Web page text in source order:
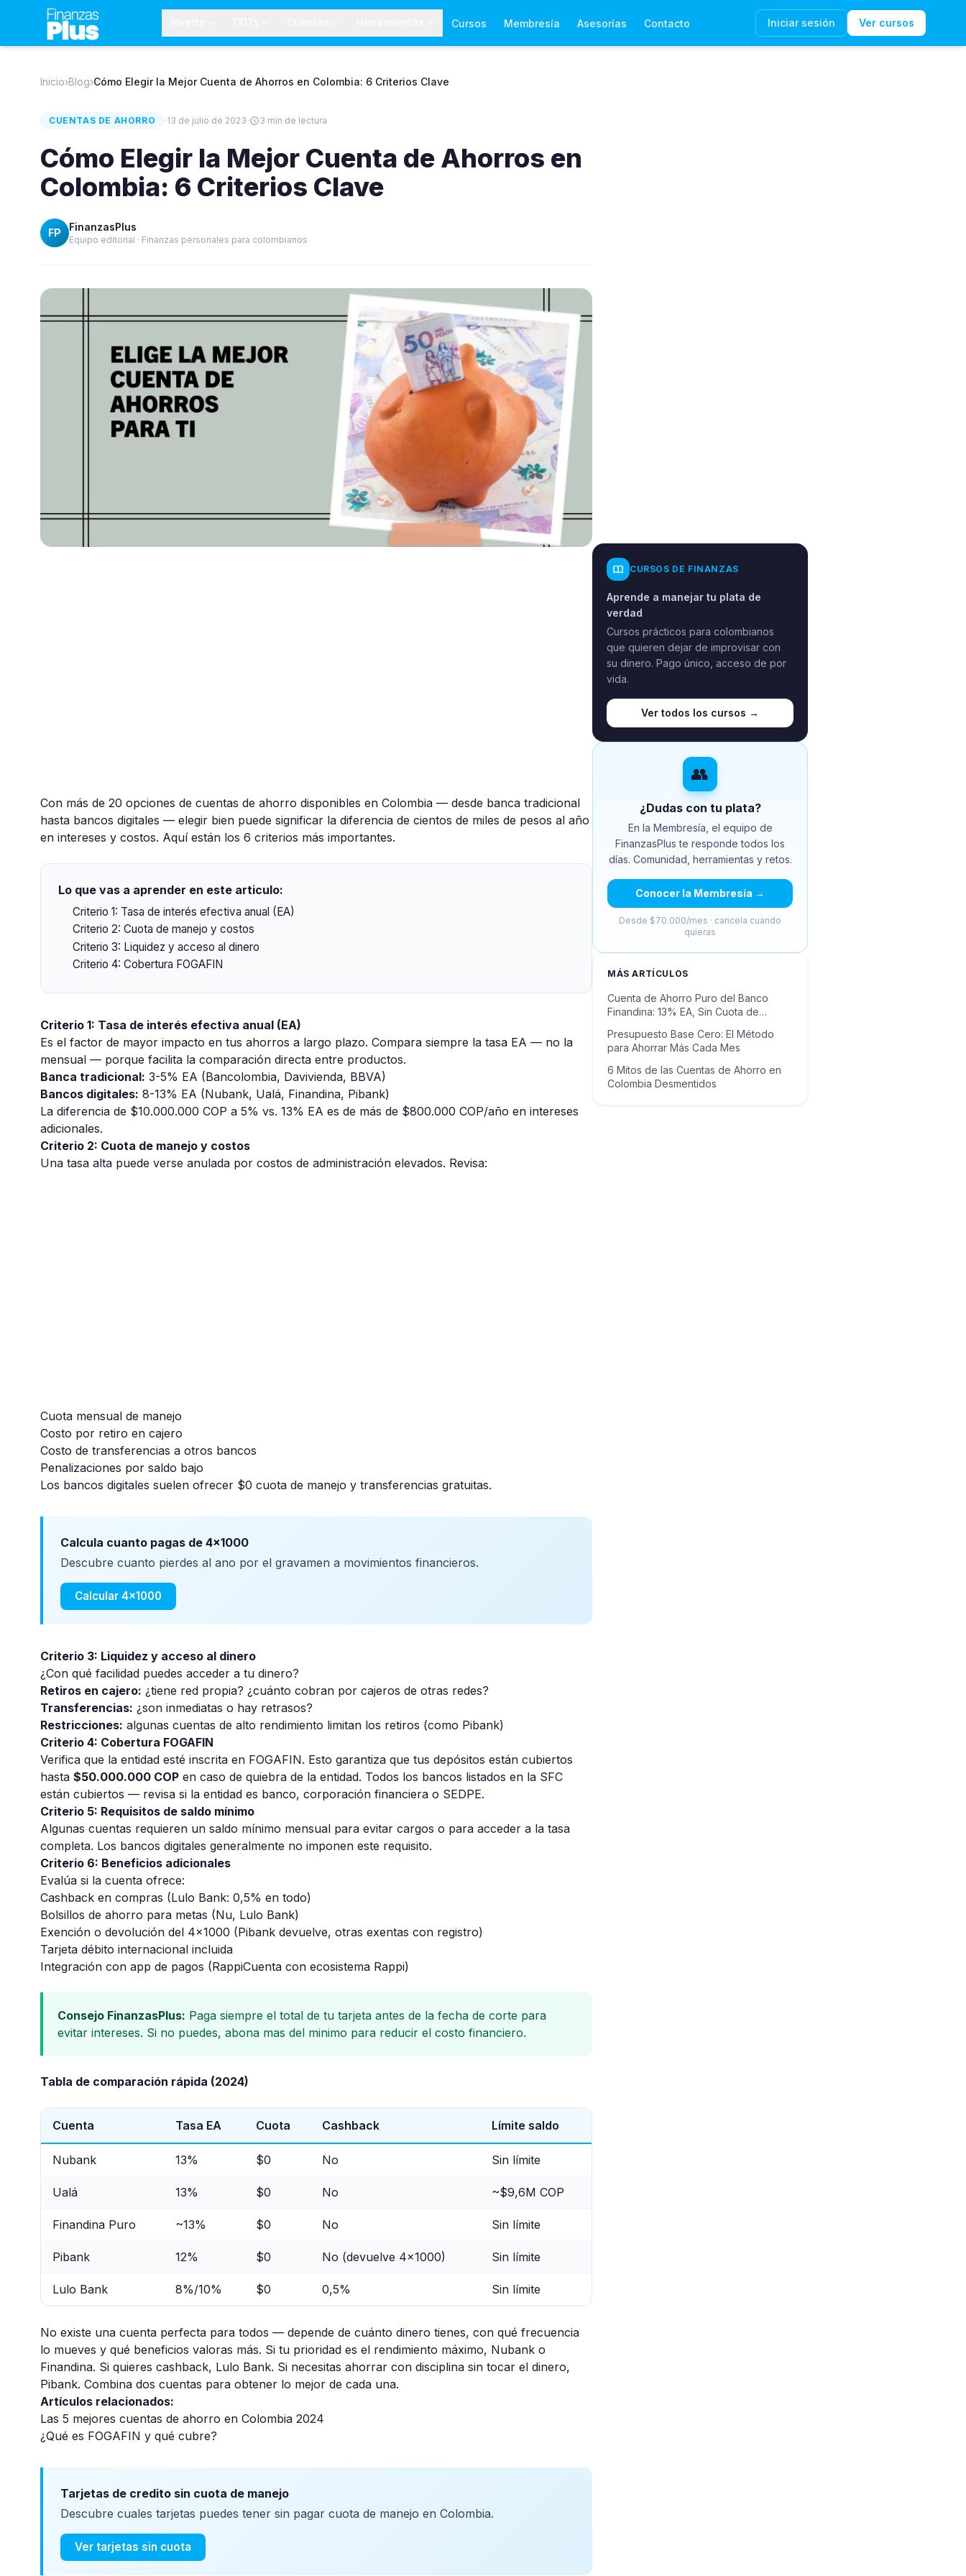
Cursos Membresía Asesorías Contacto Iniciar sesión Ver cursos
Inicio›Blog›Cómo Elegir la Mejor Cuenta de Ahorros en Colombia: 6 Criterios Clave
CUENTAS DE AHORRO ·13 de julio de 2023· 3 min de lectura
Cómo Elegir la Mejor Cuenta de Ahorros en
Colombia: 6 Criterios Clave
FP FinanzasPlus
Equipo editorial · Finanzas personales para colombianos
Con más de 20 opciones de cuentas de ahorro disponibles en Colombia — desde banca tradicional
hasta bancos digitales — elegir bien puede significar la diferencia de cientos de miles de pesos al año
en intereses y costos. Aquí están los 6 criterios más importantes.
Lo que vas a aprender en este articulo:
Criterio 1: Tasa de interés efectiva anual (EA)
Criterio 2: Cuota de manejo y costos
Criterio 3: Liquidez y acceso al dinero
Criterio 4: Cobertura FOGAFIN
Criterio 1: Tasa de interés efectiva anual (EA)
Es el factor de mayor impacto en tus ahorros a largo plazo. Compara siempre la tasa EA — no la
mensual — porque facilita la comparación directa entre productos.
Banca tradicional: 3-5% EA (Bancolombia, Davivienda, BBVA)
Bancos digitales: 8-13% EA (Nubank, Ualá, Finandina, Pibank)
La diferencia de $10.000.000 COP a 5% vs. 13% EA es de más de $800.000 COP/año en intereses
adicionales.
Criterio 2: Cuota de manejo y costos
Una tasa alta puede verse anulada por costos de administración elevados. Revisa:
Cuota mensual de manejo
Costo por retiro en cajero
Costo de transferencias a otros bancos
Penalizaciones por saldo bajo
Los bancos digitales suelen ofrecer $0 cuota de manejo y transferencias gratuitas.
Calcula cuanto pagas de 4x1000
Descubre cuanto pierdes al ano por el gravamen a movimientos financieros.
Calcular 4x1000
Criterio 3: Liquidez y acceso al dinero
¿Con qué facilidad puedes acceder a tu dinero?
Retiros en cajero: ¿tiene red propia? ¿cuánto cobran por cajeros de otras redes?
Transferencias: ¿son inmediatas o hay retrasos?
Restricciones: algunas cuentas de alto rendimiento limitan los retiros (como Pibank)
Criterio 4: Cobertura FOGAFIN
Verifica que la entidad esté inscrita en FOGAFIN. Esto garantiza que tus depósitos están cubiertos
hasta $50.000.000 COP en caso de quiebra de la entidad. Todos los bancos listados en la SFC
están cubiertos — revisa si la entidad es banco, corporación financiera o SEDPE.
Criterio 5: Requisitos de saldo mínimo
Algunas cuentas requieren un saldo mínimo mensual para evitar cargos o para acceder a la tasa
completa. Los bancos digitales generalmente no imponen este requisito.
Criterio 6: Beneficios adicionales
Evalúa si la cuenta ofrece:
Cashback en compras (Lulo Bank: 0,5% en todo)
Bolsillos de ahorro para metas (Nu, Lulo Bank)
Exención o devolución del 4x1000 (Pibank devuelve, otras exentas con registro)
Tarjeta débito internacional incluida
Integración con app de pagos (RappiCuenta con ecosistema Rappi)
Consejo FinanzasPlus: Paga siempre el total de tu tarjeta antes de la fecha de corte para
evitar intereses. Si no puedes, abona mas del minimo para reducir el costo financiero.
Tabla de comparación rápida (2024)
Cuenta Tasa EA Cuota Cashback Límite saldo
Nubank 13% $0 No Sin límite
Ualá 13% $0 No ~$9,6M COP
Finandina Puro ~13% $0 No Sin límite
Pibank 12% $0 No (devuelve 4x1000) Sin límite
Lulo Bank 8%/10% $0 0,5% Sin límite
No existe una cuenta perfecta para todos — depende de cuánto dinero tienes, con qué frecuencia
lo mueves y qué beneficios valoras más. Si tu prioridad es el rendimiento máximo, Nubank o
Finandina. Si quieres cashback, Lulo Bank. Si necesitas ahorrar con disciplina sin tocar el dinero,
Pibank. Combina dos cuentas para obtener lo mejor de cada una.
Artículos relacionados:
Las 5 mejores cuentas de ahorro en Colombia 2024
¿Qué es FOGAFIN y qué cubre?
Tarjetas de credito sin cuota de manejo
Descubre cuales tarjetas puedes tener sin pagar cuota de manejo en Colombia.
Ver tarjetas sin cuota
CURSOS DE FINANZAS
Aprende a manejar tu plata de
verdad
Cursos prácticos para colombianos
que quieren dejar de improvisar con
su dinero. Pago único, acceso de por
vida.
Ver todos los cursos →
👥
¿Dudas con tu plata?
En la Membresía, el equipo de
FinanzasPlus te responde todos los
días. Comunidad, herramientas y retos.
Conocer la Membresía →
Desde $70.000/mes · cancela cuando
quieras
MÁS ARTÍCULOS
Cuenta de Ahorro Puro del Banco
Finandina: 13% EA, Sin Cuota de
Presupuesto Base Cero: El Método
para Ahorrar Más Cada Mes
6 Mitos de las Cuentas de Ahorro en
Colombia Desmentidos